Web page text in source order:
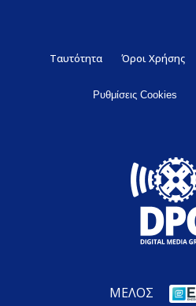
Ταυτότητα Όροι Χρήσης
Ρυθμίσεις Cookies
ΜΕΛΟΣ